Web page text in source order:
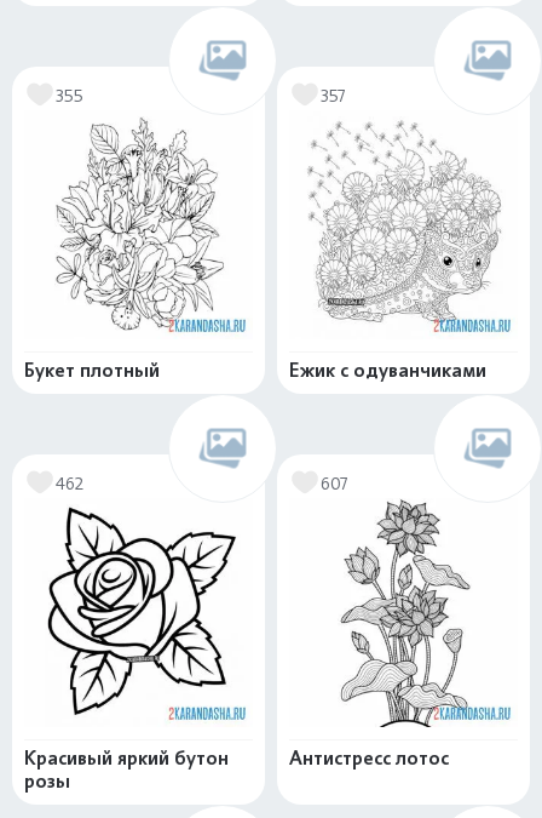
355
Букет плотный
357
Ежик с одуванчиками
462
Красивый яркий бутон
розы
607
Антистресс лотос